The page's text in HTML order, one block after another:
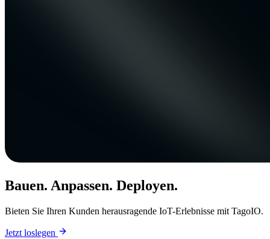
Bauen. Anpassen. Deployen.
Bieten Sie Ihren Kunden herausragende IoT-Erlebnisse mit TagoIO.
Jetzt loslegen